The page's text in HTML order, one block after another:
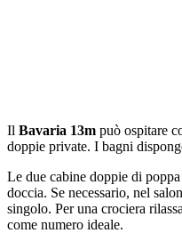
Il Bavaria 13m può ospitare
doppie private. I bagni
Le due cabine doppie di
doccia. Se necessario, nel
singolo. Per una crociera
come numero ideale.